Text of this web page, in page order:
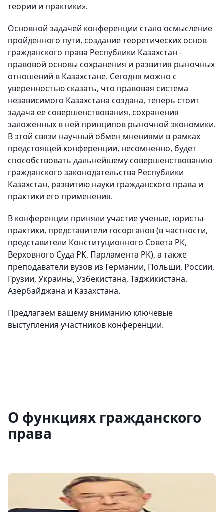
теории и практики».
Основной задачей конференции стало осмысление
пройденного пути, создание теоретических основ
гражданского права Республики Казахстан -
правовой основы сохранения и развития рыночных
отношений в Казахстане. Сегодня можно с
уверенностью сказать, что правовая система
независимого Казахстана создана, теперь стоит
задача ее совершенствования, сохранения
заложенных в ней принципов рыночной экономики.
В этой связи научный обмен мнениями в рамках
предстоящей конференции, несомненно, будет
способствовать дальнейшему совершенствованию
гражданского законодательства Республики
Казахстан, развитию науки гражданского права и
практики его применения.
В конференции приняли участие ученые, юристы-
практики, представители госорганов (в частности,
представители Конституционного Совета РК,
Верховного Суда РК, Парламента РК), а также
преподаватели вузов из Германии, Польши, России,
Грузии, Украины, Узбекистана, Таджикистана,
Азербайджана и Казахстана.
Предлагаем вашему вниманию ключевые
выступления участников конференции.
О функциях гражданского
права